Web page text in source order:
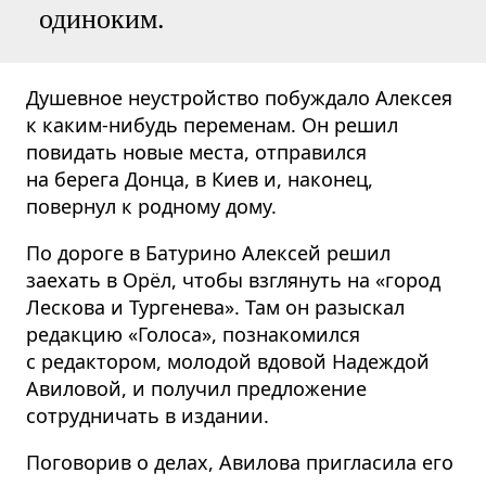
одиноким.
Душевное неустройство побуждало Алексея
к каким-нибудь переменам. Он решил
повидать новые места, отправился
на берега Донца, в Киев и, наконец,
повернул к родному дому.
По дороге в Батурино Алексей решил
заехать в Орёл, чтобы взглянуть на «город
Лескова и Тургенева». Там он разыскал
редакцию «Голоса», познакомился
с редактором, молодой вдовой Надеждой
Авиловой, и получил предложение
сотрудничать в издании.
Поговорив о делах, Авилова пригласила его